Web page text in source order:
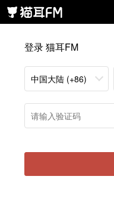
登录 猫耳FM
中国大陆 (+86)